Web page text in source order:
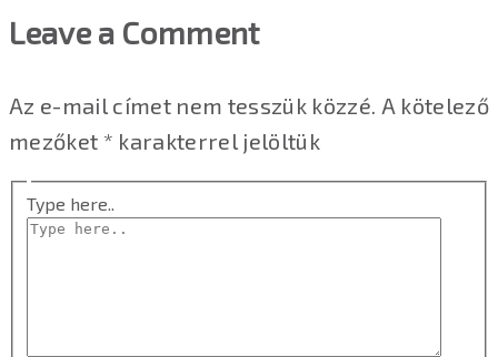
Leave a Comment
Az e-mail címet nem tesszük közzé. A kötelező
mezőket * karakterrel jelöltük
Type here..